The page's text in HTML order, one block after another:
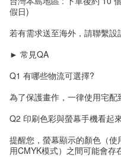
假日)
若有需求送至海外，請聯繫設
► 常見QA
Q1 有哪些物流可選擇?
為了保護畫作，一律使用宅配
Q2 印刷色彩與螢幕手機看起
提醒您，螢幕顯示的顏色（
用CMYK模式）之間可能會存